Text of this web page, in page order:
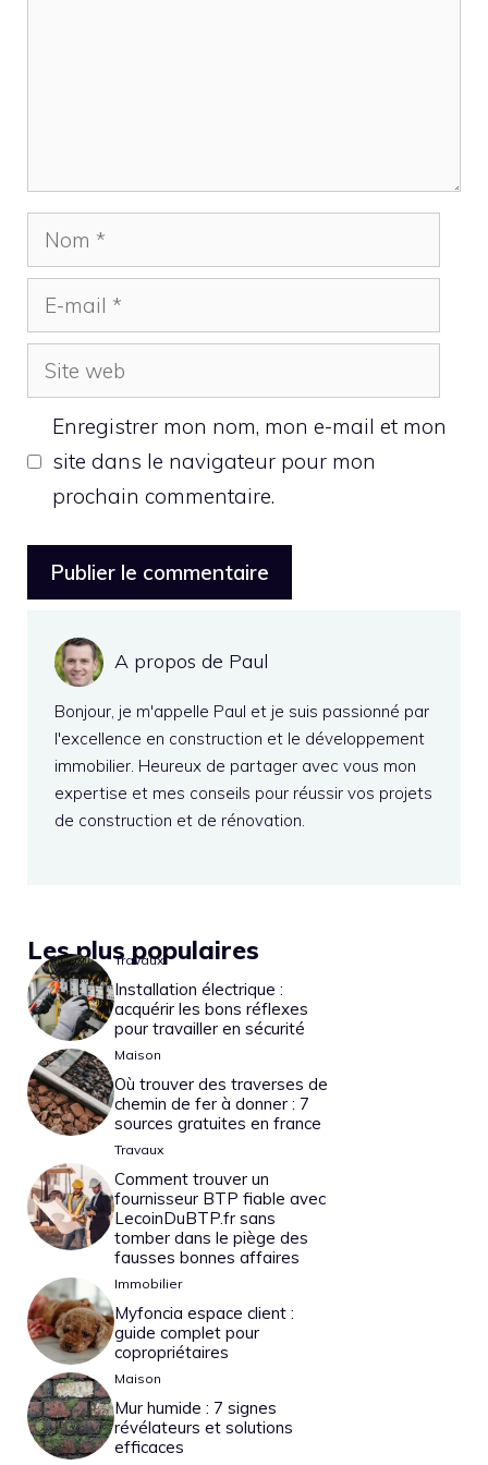
Nom
mail
Site
web
Enregistrer mon nom, mon e-mail et mon
site dans le navigateur pour mon
prochain commentaire.
A propos de Paul
Bonjour, je m'appelle Paul et je suis passionné par
l'excellence en construction et le développement
immobilier. Heureux de partager avec vous mon
expertise et mes conseils pour réussir vos projets
de construction et de rénovation.
Les plus populaires
Travaux
Installation électrique :
acquérir les bons réflexes
pour travailler en sécurité
Maison
Où trouver des traverses de
chemin de fer à donner : 7
sources gratuites en france
Travaux
Comment trouver un
fournisseur BTP fiable avec
LecoinDuBTP.fr sans
tomber dans le piège des
fausses bonnes affaires
Immobilier
Myfoncia espace client :
guide complet pour
copropriétaires
Maison
Mur humide : 7 signes
révélateurs et solutions
efficaces